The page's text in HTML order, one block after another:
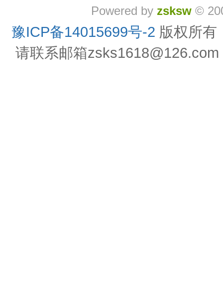
Powered by zsksw©
豫ICP备14015699号-2 版权所有
请联系邮箱